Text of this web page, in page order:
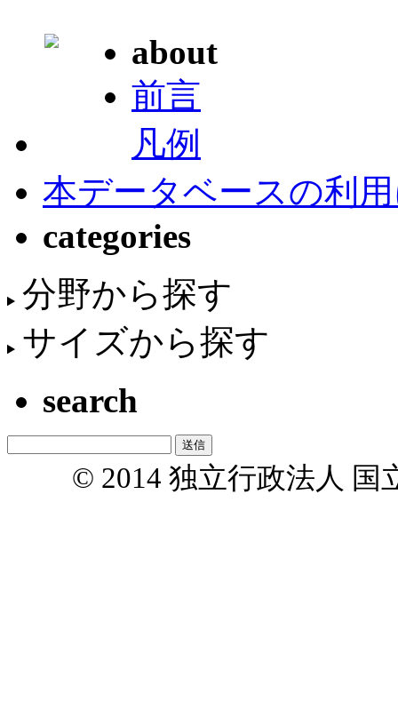
about
前言
凡例
本データベースの利
categories
分野から探す
サイズから探す
search
© 2014 独立行政法人 国